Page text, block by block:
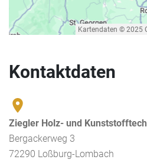
Kontaktdaten
Ziegler Holz- und
Bergackerweg 3
72290 Loßburg-Lombach